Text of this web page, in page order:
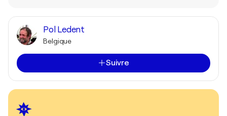
Pol Ledent
Belgique
Suivre